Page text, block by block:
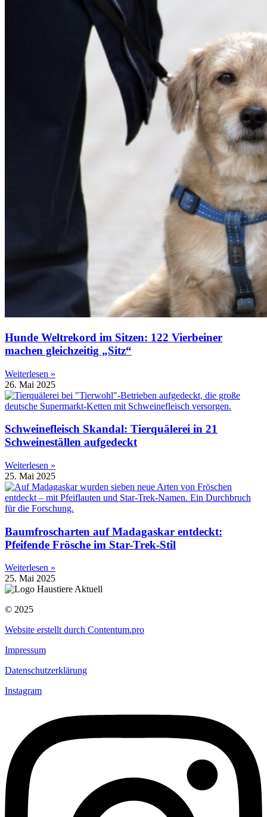
Hunde Weltrekord im Sitzen: 122 Vierbeiner
machen gleichzeitig „Sitz“
Weiterlesen »
26. Mai 2025
Schweinefleisch Skandal: Tierquälerei in 21
Schweineställen aufgedeckt
Weiterlesen »
25. Mai 2025
Baumfroscharten auf Madagaskar entdeckt:
Pfeifende Frösche im Star-Trek-Stil
Weiterlesen »
25. Mai 2025
© 2025
Website erstellt durch Contentum.pro
Impressum
Datenschutzerklärung
Instagram